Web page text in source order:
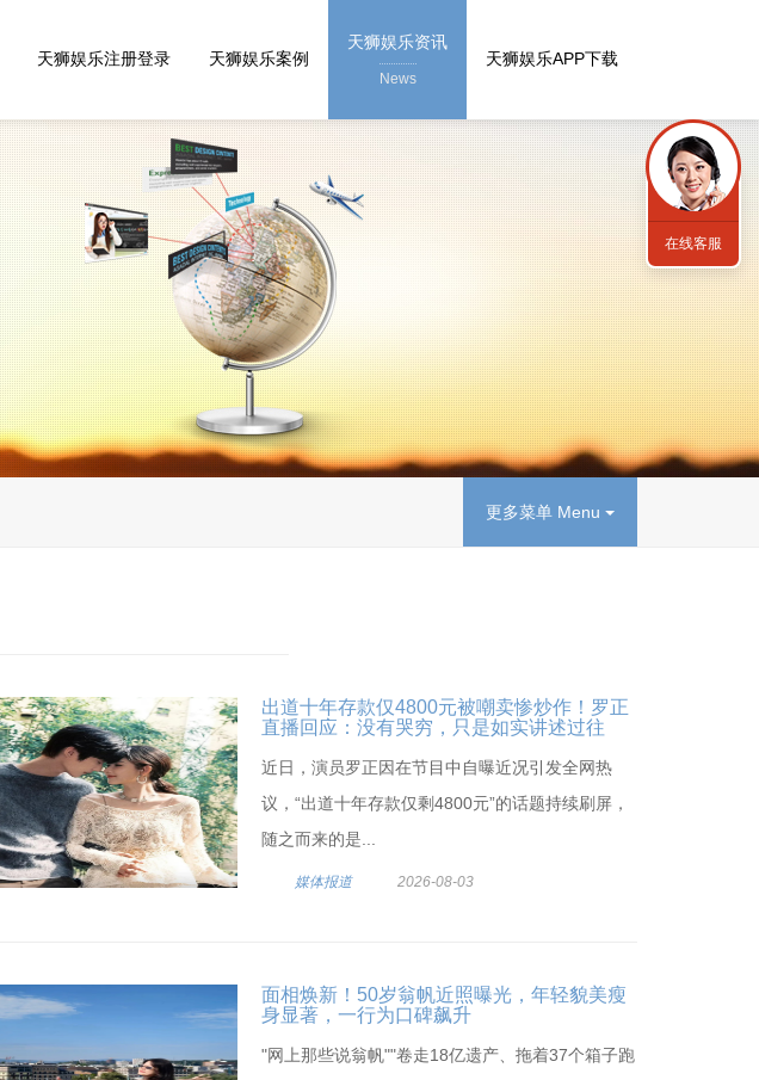
天狮娱乐注册登录 天狮娱乐案例
天狮娱乐资讯
News
天狮娱乐APP下载
更多菜单 Menu
出道十年存款仅4800元被嘲卖惨炒作！罗正
直播回应：没有哭穷，只是如实讲述过往
近日，演员罗正因在节目中自曝近况引发全网热
议，“出道十年存款仅剩4800元”的话题持续刷屏，
随之而来的是...
媒体报道 2026-08-03
面相焕新！50岁翁帆近照曝光，年轻貌美瘦
身显著，一行为口碑飙升
"网上那些说翁帆""卷走18亿遗产、拖着37个箱子跑
在线客服